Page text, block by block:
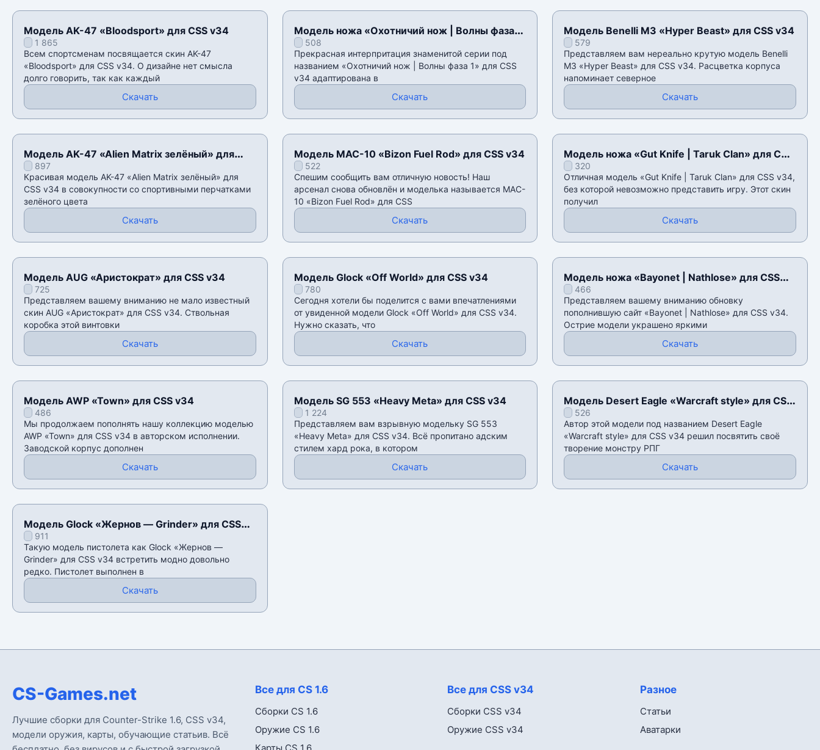
Модель AK-47 «Bloodsport» для CSS v34
1 865
Всем спортсменам посвящается скин AK-47
«Bloodsport» для CSS v34. О дизайне нет смысла
долго говорить, так как каждый
Скачать
Модель ножа «Охотничий нож | Волны фаза
1» для CSS v34
508
Прекрасная интерпритация знаменитой серии под
названием «Охотничий нож | Волны фаза 1» для CSS
v34 адаптирована в
Скачать
Модель Benelli M3 «Hyper Beast» для CSS v34
579
Представляем вам нереально крутую модель Benelli
M3 «Hyper Beast» для CSS v34. Расцветка корпуса
напоминает северное
Скачать
Модель AK-47 «Alien Matrix зелёный» для
CSS v34
897
Красивая модель AK-47 «Alien Matrix зелёный» для
CSS v34 в совокупности со спортивными перчатками
зелëного цвета
Скачать
Модель MAC-10 «Bizon Fuel Rod» для CSS v34
522
Спешим сообщить вам отличную новость! Наш
арсенал снова обновлён и моделька называется MAC-
10 «Bizon Fuel Rod» для CSS
Скачать
Модель ножа «Gut Knife | Taruk Clan» для CSS
v34320
Отличная модель «Gut Knife | Taruk Clan» для CSS v34,
без которой невозможно представить игру. Этот скин
получил
Скачать
Модель AUG «Аристократ» для CSS v34
725
Представляем вашему вниманию не мало известный
скин AUG «Аристократ» для CSS v34. Ствольная
коробка этой винтовки
Скачать
Модель Glock «Off World» для CSS v34
780
Сегодня хотели бы поделится с вами впечатлениями
от увиденной модели Glock «Off World» для CSS v34.
Нужно сказать, что
Скачать
Модель ножа «Bayonet | Nathlose» для CSS
v34466
Представляем вашему вниманию обновку
пополнившую сайт «Bayonet | Nathlose» для CSS v34.
Острие модели украшено яркими
Скачать
Модель AWP «Town» для CSS v34
486
Мы продолжаем пополнять нашу коллекцию моделью
AWP «Town» для CSS v34 в авторском исполнении.
Заводской корпус дополнен
Скачать
Модель SG 553 «Heavy Meta» для CSS v34
1 224
Представляем вам взрывную модельку SG 553
«Heavy Meta» для CSS v34. Всё пропитано адским
стилем хард рока, в котором
Скачать
Модель Desert Eagle «Warcraft style» для CSS
v34526
Автор этой модели под названием Desert Eagle
«Warcraft style» для CSS v34 решил посвятить своё
творение монстру РПГ
Скачать
Модель Glock «Жернов — Grinder» для CSS
v34911
Такую модель пистолета как Glock «Жернов —
Grinder» для CSS v34 встретить модно довольно
редко. Пистолет выполнен в
Скачать
CS-Games.net
Лучшие сборки для Counter-Strike 1.6, CSS v34,
модели оружия, карты, обучающие статьив. Всё
Все для CS 1.6
Сборки CS 1.6
Оружие CS 1.6
Все для CSS v34
Сборки CSS v34
Оружие CSS v34
Разное
Статьи
Аватарки